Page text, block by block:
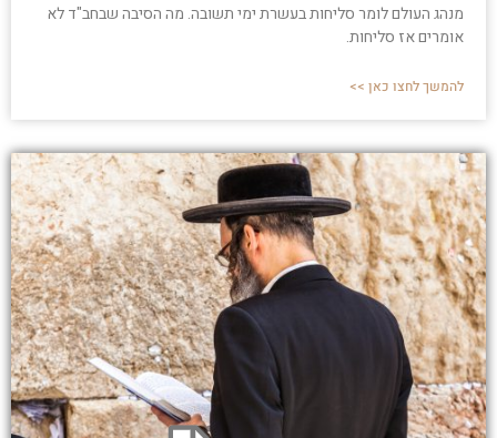
מנהג העולם לומר סליחות בעשרת ימי תשובה. מה הסיבה שבחב"ד לא
אומרים אז סליחות.
להמשך לחצו כאן >>